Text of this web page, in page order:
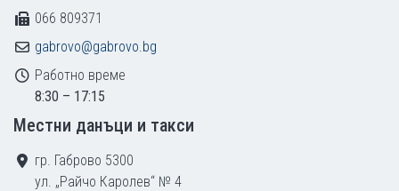
066 809371
gabrovo@gabrovo.bg
Работно време
8:30 – 17:15
Местни данъци и такси
гр. Габрово 5300
ул. „Райчо Каролев“ № 4